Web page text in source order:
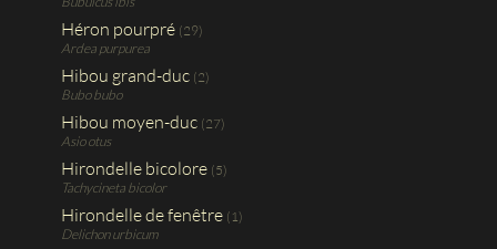
Héron pourpré (29)
Ardea purpurea
Hibou grand-duc (2)
Bubo bubo
Hibou moyen-duc (27)
Asio otus
Hirondelle bicolore (5)
Tachycineta bicolor
Hirondelle de fenêtre (1)
Delichon urbicum